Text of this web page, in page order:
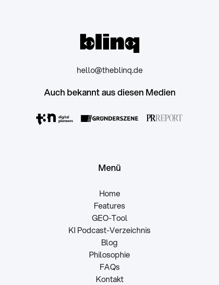
hello@theblinq.de
Auch bekannt aus diesen Medien
Menü
Home
Features
GEO-Tool
KI Podcast-Verzeichnis
Blog
Philosophie
FAQs
Kontakt